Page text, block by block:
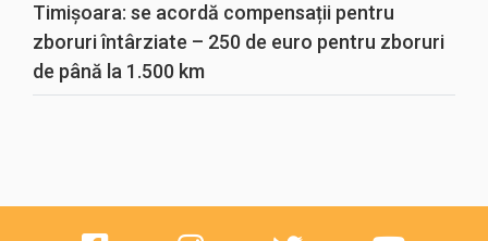
Timișoara: se acordă compensații pentru
zboruri întârziate – 250 de euro pentru zboruri
de până la 1.500 km